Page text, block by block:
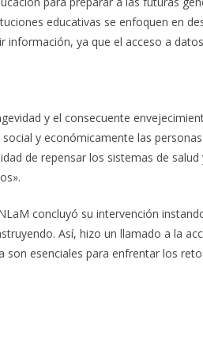
educativas se enfoquen en
ya que el acceso a
y el consecuente
y económicamente las
de repensar los sistemas de salud
concluyó su intervención
Así, hizo un llamado a la
esenciales para enfrentar los